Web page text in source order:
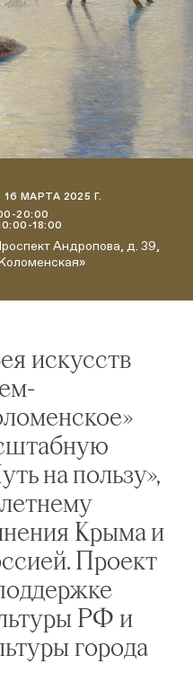
МАРТА 2025 Г.
20:00
18:00
Андропова, д. 39,
искусств
на пользу»,
Крыма и
Проект
РФ и
города